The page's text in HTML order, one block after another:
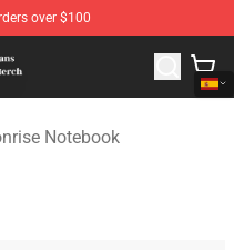
over $100
Merchandise Shop
Notebook